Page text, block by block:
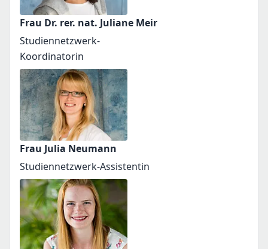
Frau Dr. rer. nat. Juliane Meir
Studiennetzwerk-
Koordinatorin
Frau Julia Neumann
Studiennetzwerk-Assistentin